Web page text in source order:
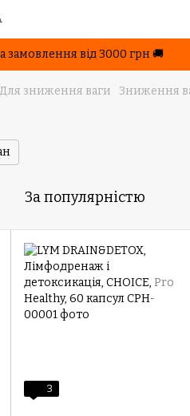
замовлення від 3000 грн 🚚
Для зниження ваги Зниження
За популярністю
3